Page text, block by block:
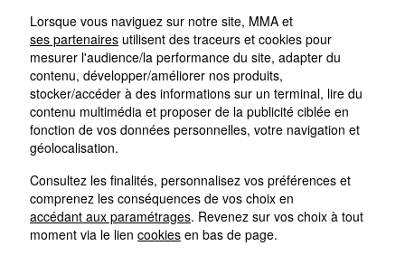
Lorsque vous naviguez sur notre site, MMA et
ses partenaires utilisent des traceurs et cookies pour
mesurer l'audience/la performance du site, adapter du
contenu, développer/améliorer nos produits,
stocker/accéder à des informations sur un terminal, lire du
contenu multimédia et proposer de la publicité ciblée en
fonction de vos données personnelles, votre navigation et
géolocalisation.
Consultez les finalités, personnalisez vos préférences et
comprenez les conséquences de vos choix en
accédant aux paramétrages. Revenez sur vos choix à tout
moment via le lien cookies en bas de page.